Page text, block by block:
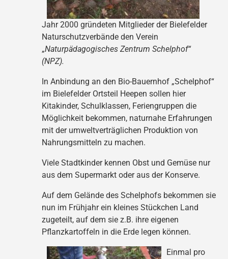
Jahr 2000 gründeten Mitglieder der Bielefelder
Naturschutzverbände den Verein
„Naturpädagogisches Zentrum Schelphof“
(NPZ).
In Anbindung an den Bio-Bauernhof „Schelphof“
im Bielefelder Ortsteil Heepen sollen hier
Kitakinder, Schulklassen, Feriengruppen die
Möglichkeit bekommen, naturnahe Erfahrungen
mit der umweltverträglichen Produktion von
Nahrungsmitteln zu machen.
Viele Stadtkinder kennen Obst und Gemüse nur
aus dem Supermarkt oder aus der Konserve.
Auf dem Gelände des Schelphofs bekommen sie
nun im Frühjahr ein kleines Stückchen Land
zugeteilt, auf dem sie z.B. ihre eigenen
Pflanzkartoffeln in die Erde legen können.
Einmal pro